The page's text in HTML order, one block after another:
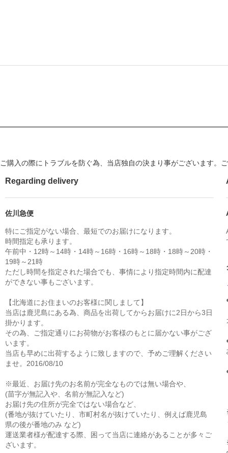
ご購入の際にトラブルを防ぐ為、当店独自の決まり事がございます。
Regarding delivery
佐川急便
特にご指定がない場合、最短でのお届けになります。
時間指定も承ります。
午前中・12時～14時・14時～16時・16時～18時・18時～20時・
19時～21時
ただし時間を指定された場合でも、事情により指定時間内に配達
ができない事もございます。
【北海道にお住まいのお客様に関しまして】
当店は鹿児島にある為、商品を出荷してからお届けに2日から3日
掛かります。
その為、ご指定通りにお荷物がお客様のもとに届かない事がござ
います。
当店も早めに出荷するように致しますので、予めご理解ください
ませ。2016/08/10
※最近、お届け先のお名前が完全なものでは無い場合や、
(苗字が無記入や、名前が無記入など)
お届け先の住所が完全ではない場合など、
(番地が抜けていたり、市町村名が抜けていたり、例えば鹿児島
県の後が番地のみ など)
運送業者様が配達する際、困って当店に連絡があることが多々ご
ざいます。